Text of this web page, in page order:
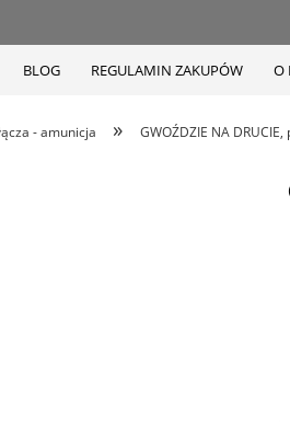
BLOG REGULAMIN ZAKUPÓW O
- amunicja » GWOŹDZIE NA